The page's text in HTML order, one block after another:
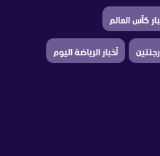
كأس العالم
أخبار الرياضة اليوم